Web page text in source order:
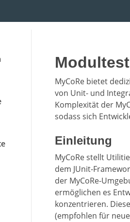
MyCoRe bietet
von Unit- und
Komplexität der
sodass sich
Einleitung
MyCoRe stellt
dem JUnit-
der MyCoRe-
ermöglichen es
konzentrieren.
(empfohlen für